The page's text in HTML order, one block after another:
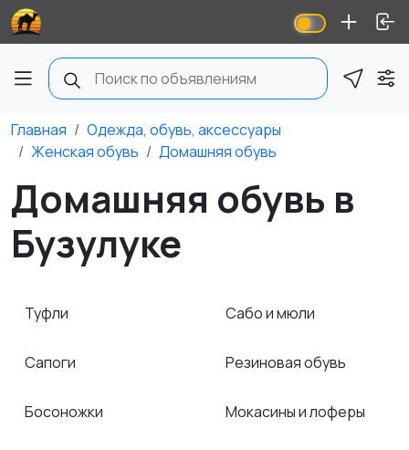
Главная
Одежда, обувь, аксессуары
Женская обувь
Домашняя обувь
Домашняя обувь в
Бузулуке
Туфли
Сапоги
Босоножки
Сабо и мюли
Резиновая обувь
Мокасины и лоферы